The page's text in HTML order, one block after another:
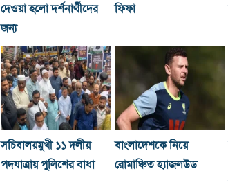
দেওয়া হলো দর্শনার্থীদের
জন্য
ফিফা
সচিবালয়মুখী ১১ দলীয়
পদযাত্রায় পুলিশের বাধা
বাংলাদেশকে নিয়ে
রোমাঞ্চিত হ্যাজলউড